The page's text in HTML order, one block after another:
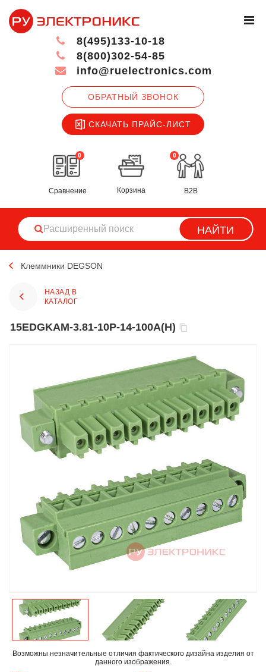
ОБРАТНЫЙ ЗВОНОК
СКАЧАТЬ ПРАЙС-ЛИСТ
8(495)133-10-18
8(800)302-54-85
info@ruelectronics.com
0
Сравнение
0
Корзина B2B
НАЙТИ
Клеммники DEGSON
НАЗАД В
КАТАЛОГ
15EDGKAM-3.81-10P-14-100A(H)
Возможны незначительные отличия фактического дизайна изделия от
данного изображения.